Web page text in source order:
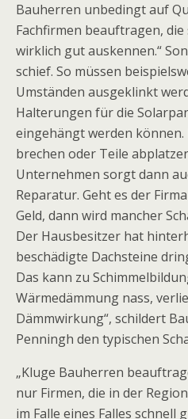
Bauherren unbedingt auf
Fachfirmen beauftragen,
wirklich gut auskennen.“
schief. So müssen
Umständen ausgeklinkt
Halterungen für die
eingehängt werden können.
brechen oder Teile
Unternehmen sorgt dann
Reparatur. Geht es der
Geld, dann wird mancher
Der Hausbesitzer hat
beschädigte Dachsteine
Das kann zu
Wärmedämmung nass,
Dämmwirkung“, schildert
Penningh den typischen
„Kluge Bauherren
nur Firmen, die in der
im Falle eines Falles schnell